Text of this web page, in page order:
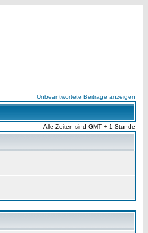
Unbeantwortete Beiträge anzeigen
Alle Zeiten sind GMT + 1 Stunde